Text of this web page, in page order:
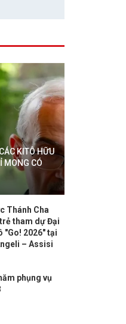
KITÔ HỮU
MONG CÓ
Thánh Cha
tham dự Đại
"Go! 2026" tại
– Assisi
phụng vụ